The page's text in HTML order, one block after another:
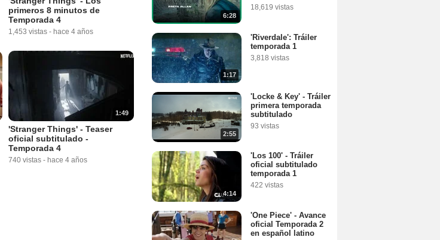
primeros 8 minutos de
Temporada 4
1,453 vistas - hace 4 años
1:49
'Stranger Things' - Teaser
oficial subtitulado -
Temporada 4
740 vistas - hace 4 años
6:28
18,619 vistas
1:17
'Riverdale': Tráiler
temporada 1
3,818 vistas
2:55
'Locke & Key' - Tráiler
primera temporada
subtitulado
93 vistas
4:14
'Los 100' - Tráiler
oficial subtitulado
temporada 1
422 vistas
'One Piece' - Avance
oficial Temporada 2
en español latino